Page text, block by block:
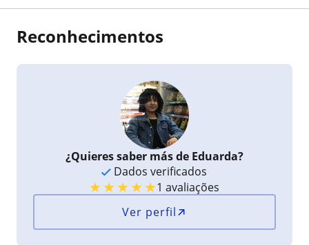
Reconhecimentos
¿Quieres saber más de Eduarda?
Dados verificados
★★★★★1 avaliações
Ver perfil